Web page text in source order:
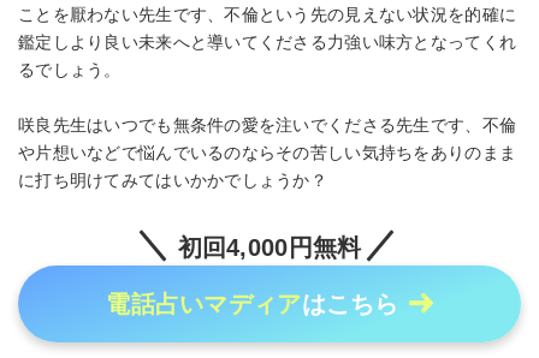
ことを厭わない先生です、不倫という先の見えない状況を的確に
鑑定しより良い未来へと導いてくださる力強い味方となってくれ
るでしょう。
咲良先生はいつでも無条件の愛を注いでくださる先生です、不倫
や片想いなどで悩んでいるのならその苦しい気持ちをありのまま
に打ち明けてみてはいかかでしょうか？
初回4,000円無料
電話占いマディアはこちら